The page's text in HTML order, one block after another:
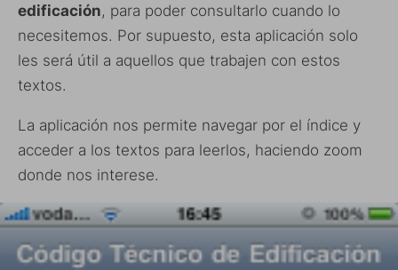
edificación, para poder consultarlo cuando lo
necesitemos. Por supuesto, esta aplicación solo
les será útil a aquellos que trabajen con estos
textos.
La aplicación nos permite navegar por el índice y
acceder a los textos para leerlos, haciendo zoom
donde nos interese.